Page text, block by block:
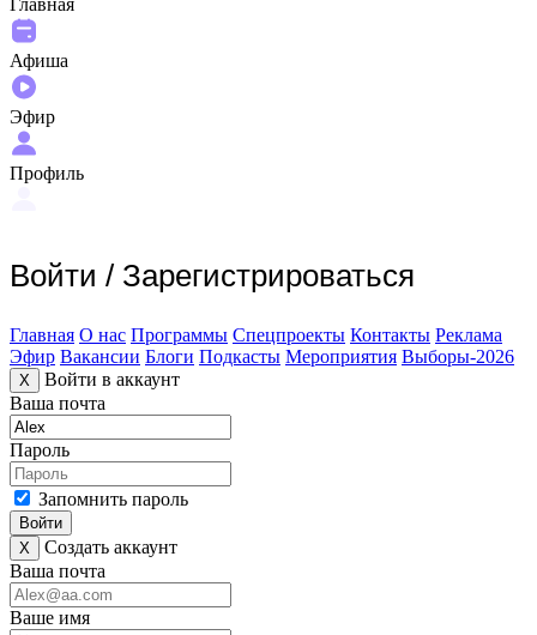
Афиша
Эфир
Профиль
Войти / Зарегистрироваться
Главная О нас Программы Спецпроекты Контакты Реклама
Эфир Вакансии Блоги Подкасты Мероприятия Выборы-2026
X
Войти в аккаунт
Ваша почта
Пароль
Запомнить пароль
Войти
X
Создать аккаунт
Ваша почта
Ваше имя